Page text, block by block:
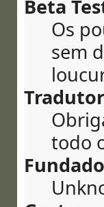
Beta
Os
sem
todo